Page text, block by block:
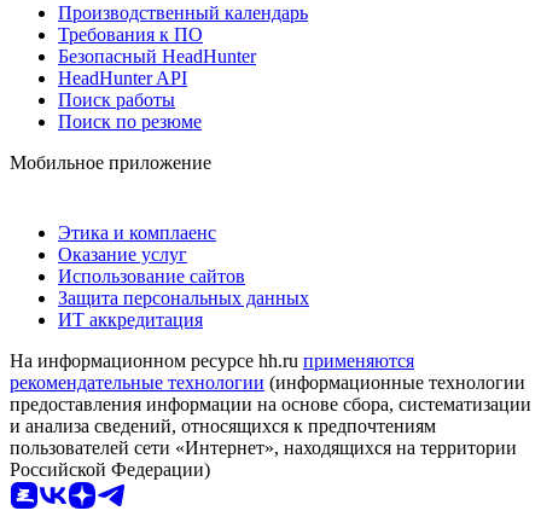
Производственный календарь
Требования к ПО
Безопасный HeadHunter
HeadHunter API
Поиск работы
Поиск по резюме
Мобильное приложение
Этика и комплаенс
Оказание услуг
Использование сайтов
Защита персональных данных
ИТ аккредитация
На информационном ресурсе hh.ru применяются
рекомендательные технологии (информационные технологии
предоставления информации на основе сбора, систематизации
и анализа сведений, относящихся к предпочтениям
пользователей сети «Интернет», находящихся на территории
Российской Федерации)